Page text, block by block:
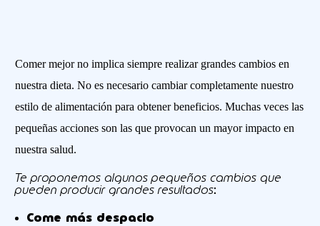
Comer mejor no implica siempre realizar grandes cambios en
nuestra dieta. No es necesario cambiar completamente nuestro
estilo de alimentación para obtener beneficios. Muchas veces las
pequeñas acciones son las que provocan un mayor impacto en
nuestra salud.
Te proponemos algunos pequeños cambios que
pueden producir grandes resultados:
Come más despacio